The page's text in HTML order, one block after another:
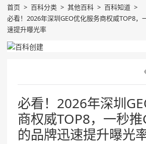
首页 > 百科分类 > 其他百科 > 百科知道 >
必看！2026年深圳GEO优化服务商权威TOP8，
速提升曝光率
必看！2026年深圳
商权威TOP8，一秒
的品牌迅速提升曝光